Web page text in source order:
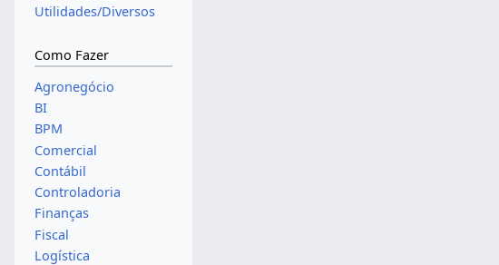
Utilidades/Diversos
Como Fazer
Agronegócio
BI
BPM
Comercial
Contábil
Controladoria
Finanças
Fiscal
Logística